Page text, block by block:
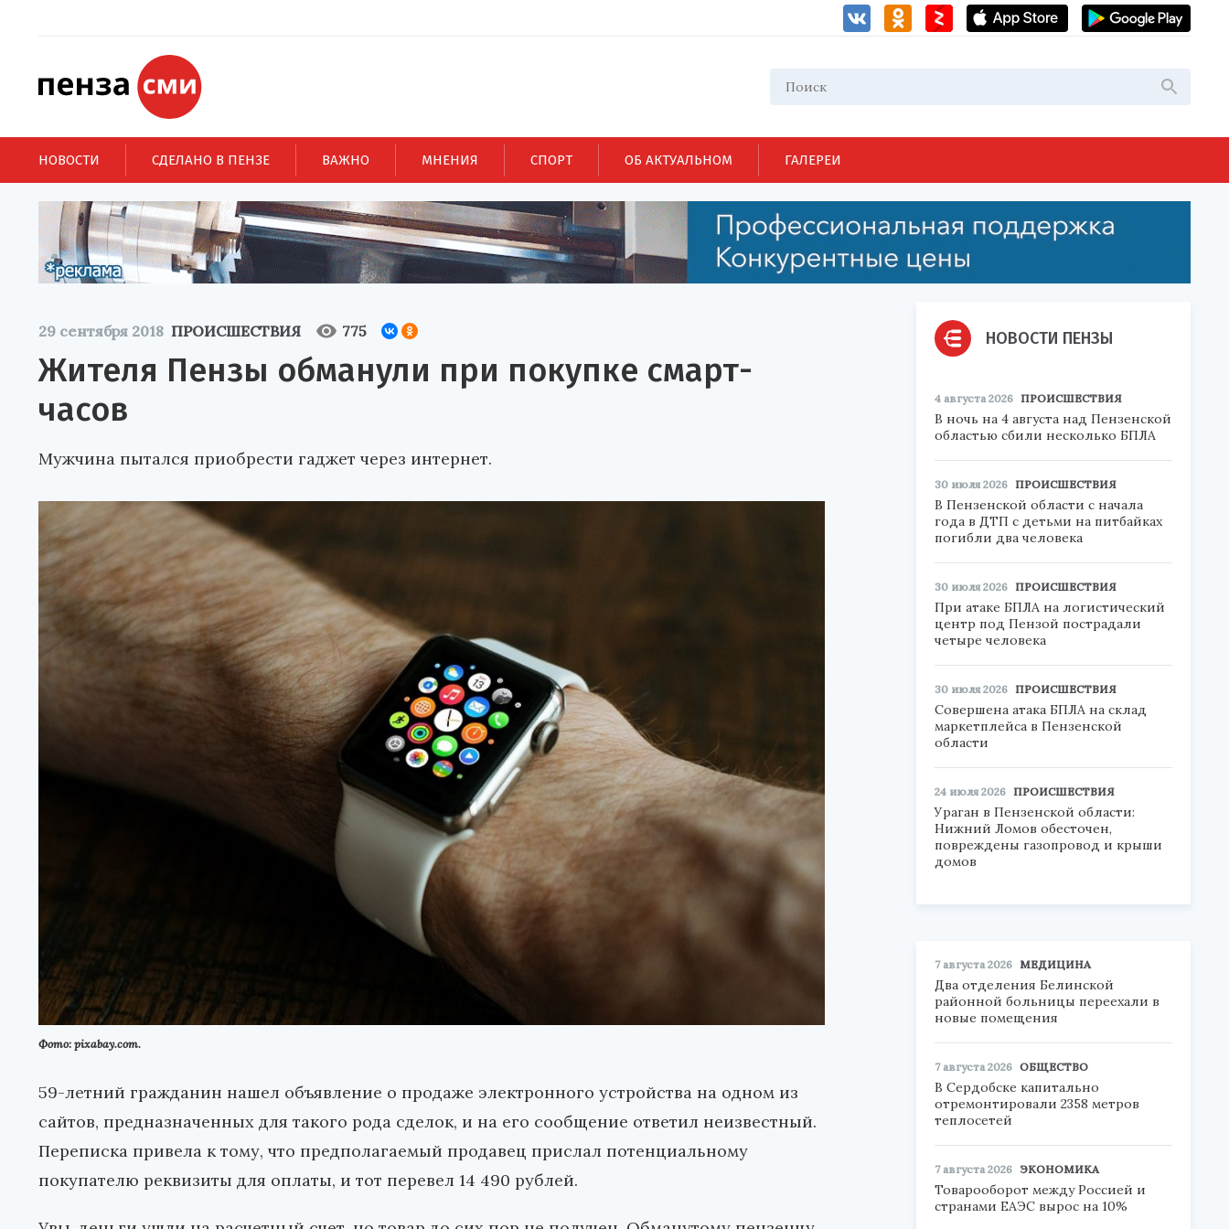
НОВОСТИ СДЕЛАНО В ПЕНЗЕ ВАЖНО МНЕНИЯ СПОРТ ОБ АКТУАЛЬНОМ ГАЛЕРЕИ
29 сентября 2018 ПРОИСШЕСТВИЯ 775
Жителя Пензы обманули при покупке смарт-
часов
Мужчина пытался приобрести гаджет через интернет.
Фото: pixabay.com.
59-летний гражданин нашел объявление о продаже электронного устройства на одном из
сайтов, предназначенных для такого рода сделок, и на его сообщение ответил неизвестный.
Переписка привела к тому, что предполагаемый продавец прислал потенциальному
покупателю реквизиты для оплаты, и тот перевел 14 490 рублей.
НОВОСТИ ПЕНЗЫ
4 августа 2026 ПРОИСШЕСТВИЯ
В ночь на 4 августа над Пензенской
областью сбили несколько БПЛА
30 июля 2026 ПРОИСШЕСТВИЯ
В Пензенской области с начала
года в ДТП с детьми на питбайках
погибли два человека
30 июля 2026 ПРОИСШЕСТВИЯ
При атаке БПЛА на логистический
центр под Пензой пострадали
четыре человека
30 июля 2026 ПРОИСШЕСТВИЯ
Совершена атака БПЛА на склад
маркетплейса в Пензенской
области
24 июля 2026 ПРОИСШЕСТВИЯ
Ураган в Пензенской области:
Нижний Ломов обесточен,
повреждены газопровод и крыши
домов
7 августа 2026 МЕДИЦИНА
Два отделения Белинской
районной больницы переехали в
новые помещения
7 августа 2026 ОБЩЕСТВО
В Сердобске капитально
отремонтировали 2358 метров
теплосетей
7 августа 2026 ЭКОНОМИКА
Товарооборот между Россией и
странами ЕАЭС вырос на 10%